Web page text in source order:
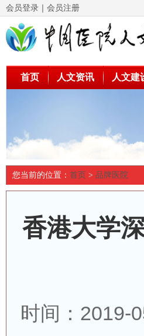
会员登录 ｜ 会员注册
首页 人文资讯 人文建
您当前的位置： 首页 > 品牌医院
香港大学
时间：2019-